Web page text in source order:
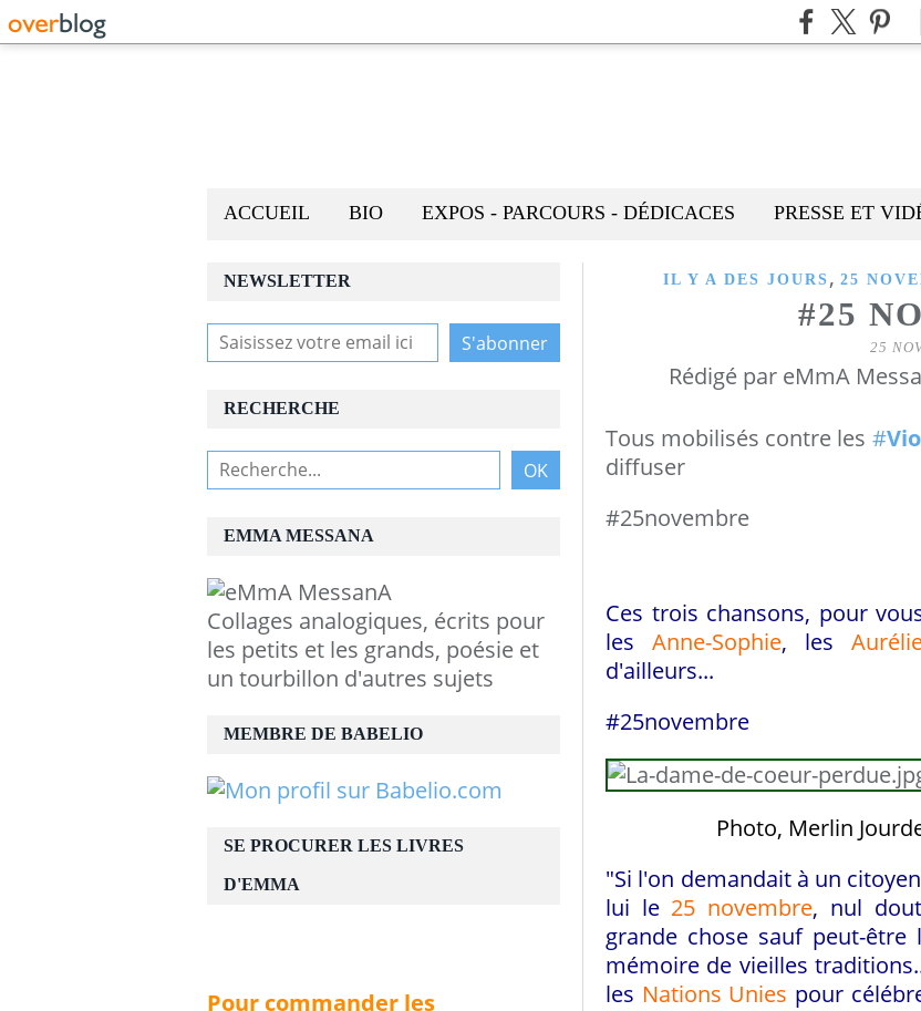
ACCUEIL BIO EXPOS - PARCOURS - DÉDICACES PRESSE ET
IL Y A DES JOURS , 25
#25
25
Rédigé par eMmA
Tous mobilisés contre les #
diffuser
#25novembre
Ces trois chansons, pour
les Anne-Sophie, les
d'ailleurs...
#25novembre
Photo, Merlin
"Si l'on demandait à un
lui le 25 novembre, nul
grande chose sauf peut-être
mémoire de vieilles
les Nations Unies pour
NEWSLETTER
RECHERCHE
EMMA MESSANA
Collages analogiques, écrits pour
les petits et les grands, poésie et
un tourbillon d'autres sujets
MEMBRE DE BABELIO
SE PROCURER LES LIVRES
D'EMMA
Pour commander les